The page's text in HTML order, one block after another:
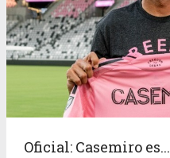
Oficial: Casemiro es...